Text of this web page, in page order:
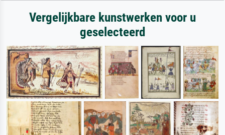
Vergelijkbare kunstwerken voor u
geselecteerd